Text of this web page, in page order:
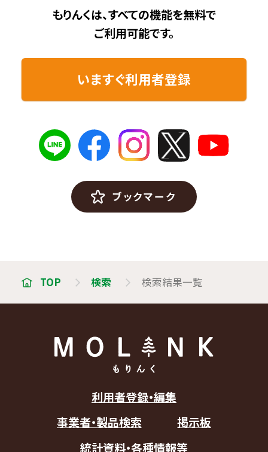
もりんくは、すべての機能を無料で
ご利用可能です。
いますぐ利用者登録
ブックマーク
TOP 検索 検索結果一覧
利用者登録・編集
事業者・製品検索
掲示板
統計資料・各種情報等